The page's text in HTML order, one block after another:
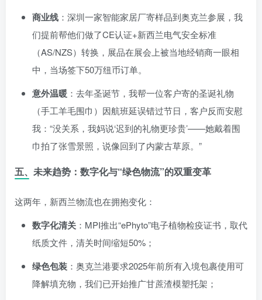
商业线 ：深圳一家智能家居厂寄样品到奥克兰参展，我
们提前帮他们做了CE认证+新西兰电气安全标准
（AS/NZS）转换，展品在展会上被当地经销商一眼相
中，当场签下50万纽币订单。
意外温暖 ：去年圣诞节，我帮一位客户寄的圣诞礼物
（手工羊毛围巾）因航班延误错过节日，客户反而安慰
我：“没关系，我妈说‘迟到的礼物更珍贵’——她戴着围
巾拍了张雪景照，说像回到了内蒙古草原。”
五、未来趋势：数字化与“绿色物流”的双重变革
这两年，新西兰物流也在拥抱变化：
数字化清关 ：MPI推出“ePhyto”电子植物检疫证书，取代
纸质文件，清关时间缩短50%；
绿色包装 ：奥克兰港要求2025年前所有入境包裹使用可
降解填充物，我们已开始推广甘蔗渣模塑托架；